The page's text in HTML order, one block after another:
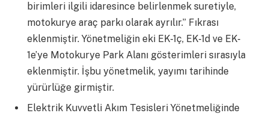
birimleri ilgili idaresince belirlenmek suretiyle,
motokurye araç parkı olarak ayrılır.” Fıkrası
eklenmiştir. Yönetmeliğin eki EK-1ç, EK-1d ve EK-
1e’ye Motokurye Park Alanı gösterimleri sırasıyla
eklenmiştir. İşbu yönetmelik, yayımı tarihinde
yürürlüğe girmiştir.
Elektrik Kuvvetli Akım Tesisleri Yönetmeliğinde